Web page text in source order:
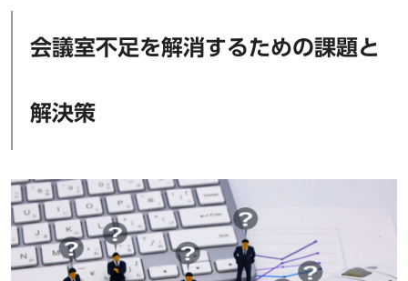
会議室不足を解消するための課題と
解決策